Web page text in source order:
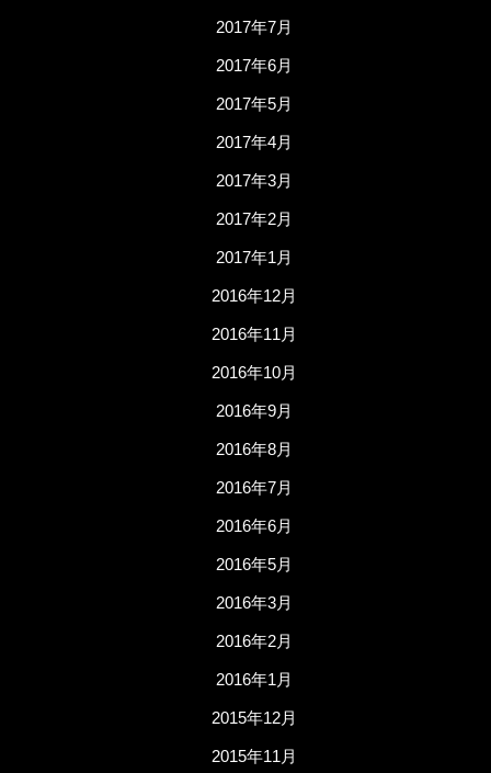
2017年7月
2017年6月
2017年5月
2017年4月
2017年3月
2017年2月
2017年1月
2016年12月
2016年11月
2016年10月
2016年9月
2016年8月
2016年7月
2016年6月
2016年5月
2016年3月
2016年2月
2016年1月
2015年12月
2015年11月